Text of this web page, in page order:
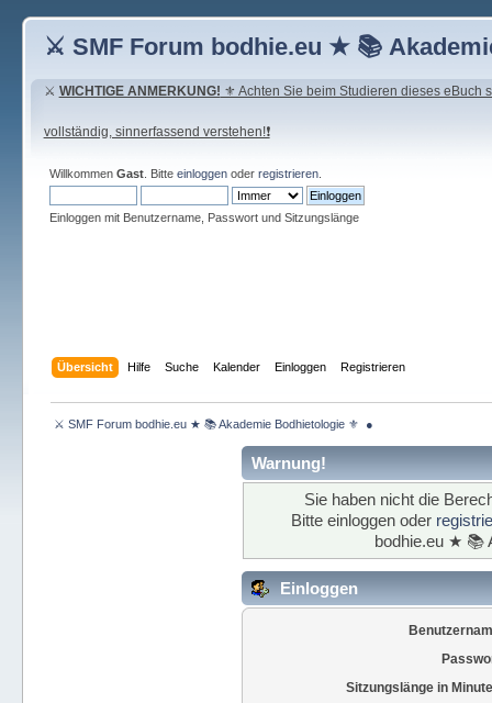
⚔ SMF Forum bodhie.eu ★ 📚
⚔ WICHTIGE ANMERKUNG! ⚜ Achten Sie beim Studieren dieses eBuch
vollständig, sinnerfassend verstehen!❗
Willkommen Gast. Bitte einloggenoder registrieren.
Einloggen mit Benutzername, Passwort und Sitzungslänge
Übersicht Hilfe Suche Kalender Einloggen Registrieren
⚔ SMF Forum bodhie.eu ★ 📚 Akademie Bodhietologie ⚜  ●
Warnung!
Sie haben nicht die
Bitte einloggen oder
bodhie.eu ★ 📚
Einloggen
Sitzungslänge in